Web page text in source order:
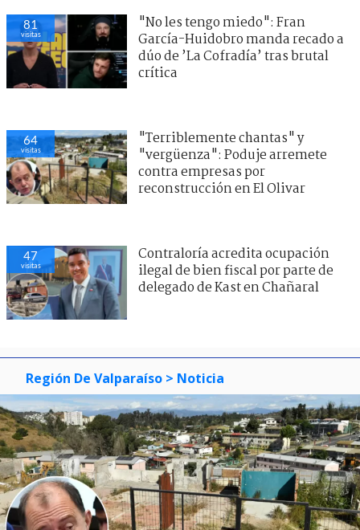
81
visitas
"No les tengo miedo": Fran
García-Huidobro manda recado a
dúo de ’La Cofradía’ tras brutal
crítica
64
visitas
"Terriblemente chantas" y
"vergüenza": Poduje arremete
contra empresas por
reconstrucción en El Olivar
47
visitas
Contraloría acredita ocupación
ilegal de bien fiscal por parte de
delegado de Kast en Chañaral
Región De Valparaíso > Noticia